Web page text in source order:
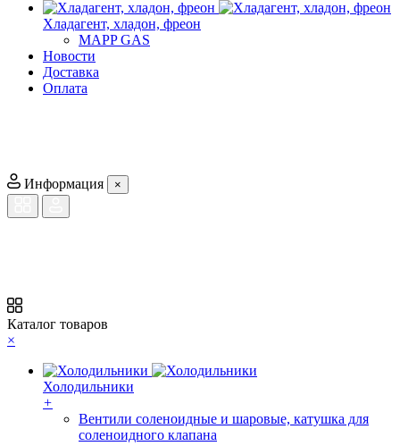
Хладагент, хладон, фреон
MAPP GAS
Новости
Доставка
Оплата
Информация ×
Каталог товаров
×
Холодильники
+
Вентили соленоидные и шаровые, катушка для
соленоидного клапана